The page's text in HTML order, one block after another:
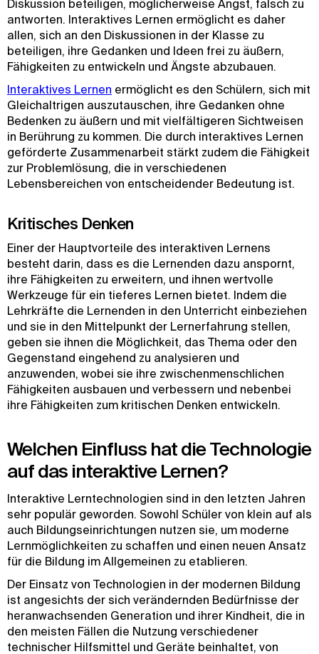
Diskussion beteiligen, möglicherweise Angst, falsch zu
antworten. Interaktives Lernen ermöglicht es daher
allen, sich an den Diskussionen in der Klasse zu
beteiligen, ihre Gedanken und Ideen frei zu äußern,
Fähigkeiten zu entwickeln und Ängste abzubauen.
Interaktives Lernen ermöglicht es den Schülern, sich mit
Gleichaltrigen auszutauschen, ihre Gedanken ohne
Bedenken zu äußern und mit vielfältigeren Sichtweisen
in Berührung zu kommen. Die durch interaktives Lernen
geförderte Zusammenarbeit stärkt zudem die Fähigkeit
zur Problemlösung, die in verschiedenen
Lebensbereichen von entscheidender Bedeutung ist.
Kritisches Denken
Einer der Hauptvorteile des interaktiven Lernens
besteht darin, dass es die Lernenden dazu anspornt,
ihre Fähigkeiten zu erweitern, und ihnen wertvolle
Werkzeuge für ein tieferes Lernen bietet. Indem die
Lehrkräfte die Lernenden in den Unterricht einbeziehen
und sie in den Mittelpunkt der Lernerfahrung stellen,
geben sie ihnen die Möglichkeit, das Thema oder den
Gegenstand eingehend zu analysieren und
anzuwenden, wobei sie ihre zwischenmenschlichen
Fähigkeiten ausbauen und verbessern und nebenbei
ihre Fähigkeiten zum kritischen Denken entwickeln.
Welchen Einfluss hat die Technologie
auf das interaktive Lernen?
Interaktive Lerntechnologien sind in den letzten Jahren
sehr populär geworden. Sowohl Schüler von klein auf als
auch Bildungseinrichtungen nutzen sie, um moderne
Lernmöglichkeiten zu schaffen und einen neuen Ansatz
für die Bildung im Allgemeinen zu etablieren.
Der Einsatz von Technologien in der modernen Bildung
ist angesichts der sich verändernden Bedürfnisse der
heranwachsenden Generation und ihrer Kindheit, die in
den meisten Fällen die Nutzung verschiedener
technischer Hilfsmittel und Geräte beinhaltet, von